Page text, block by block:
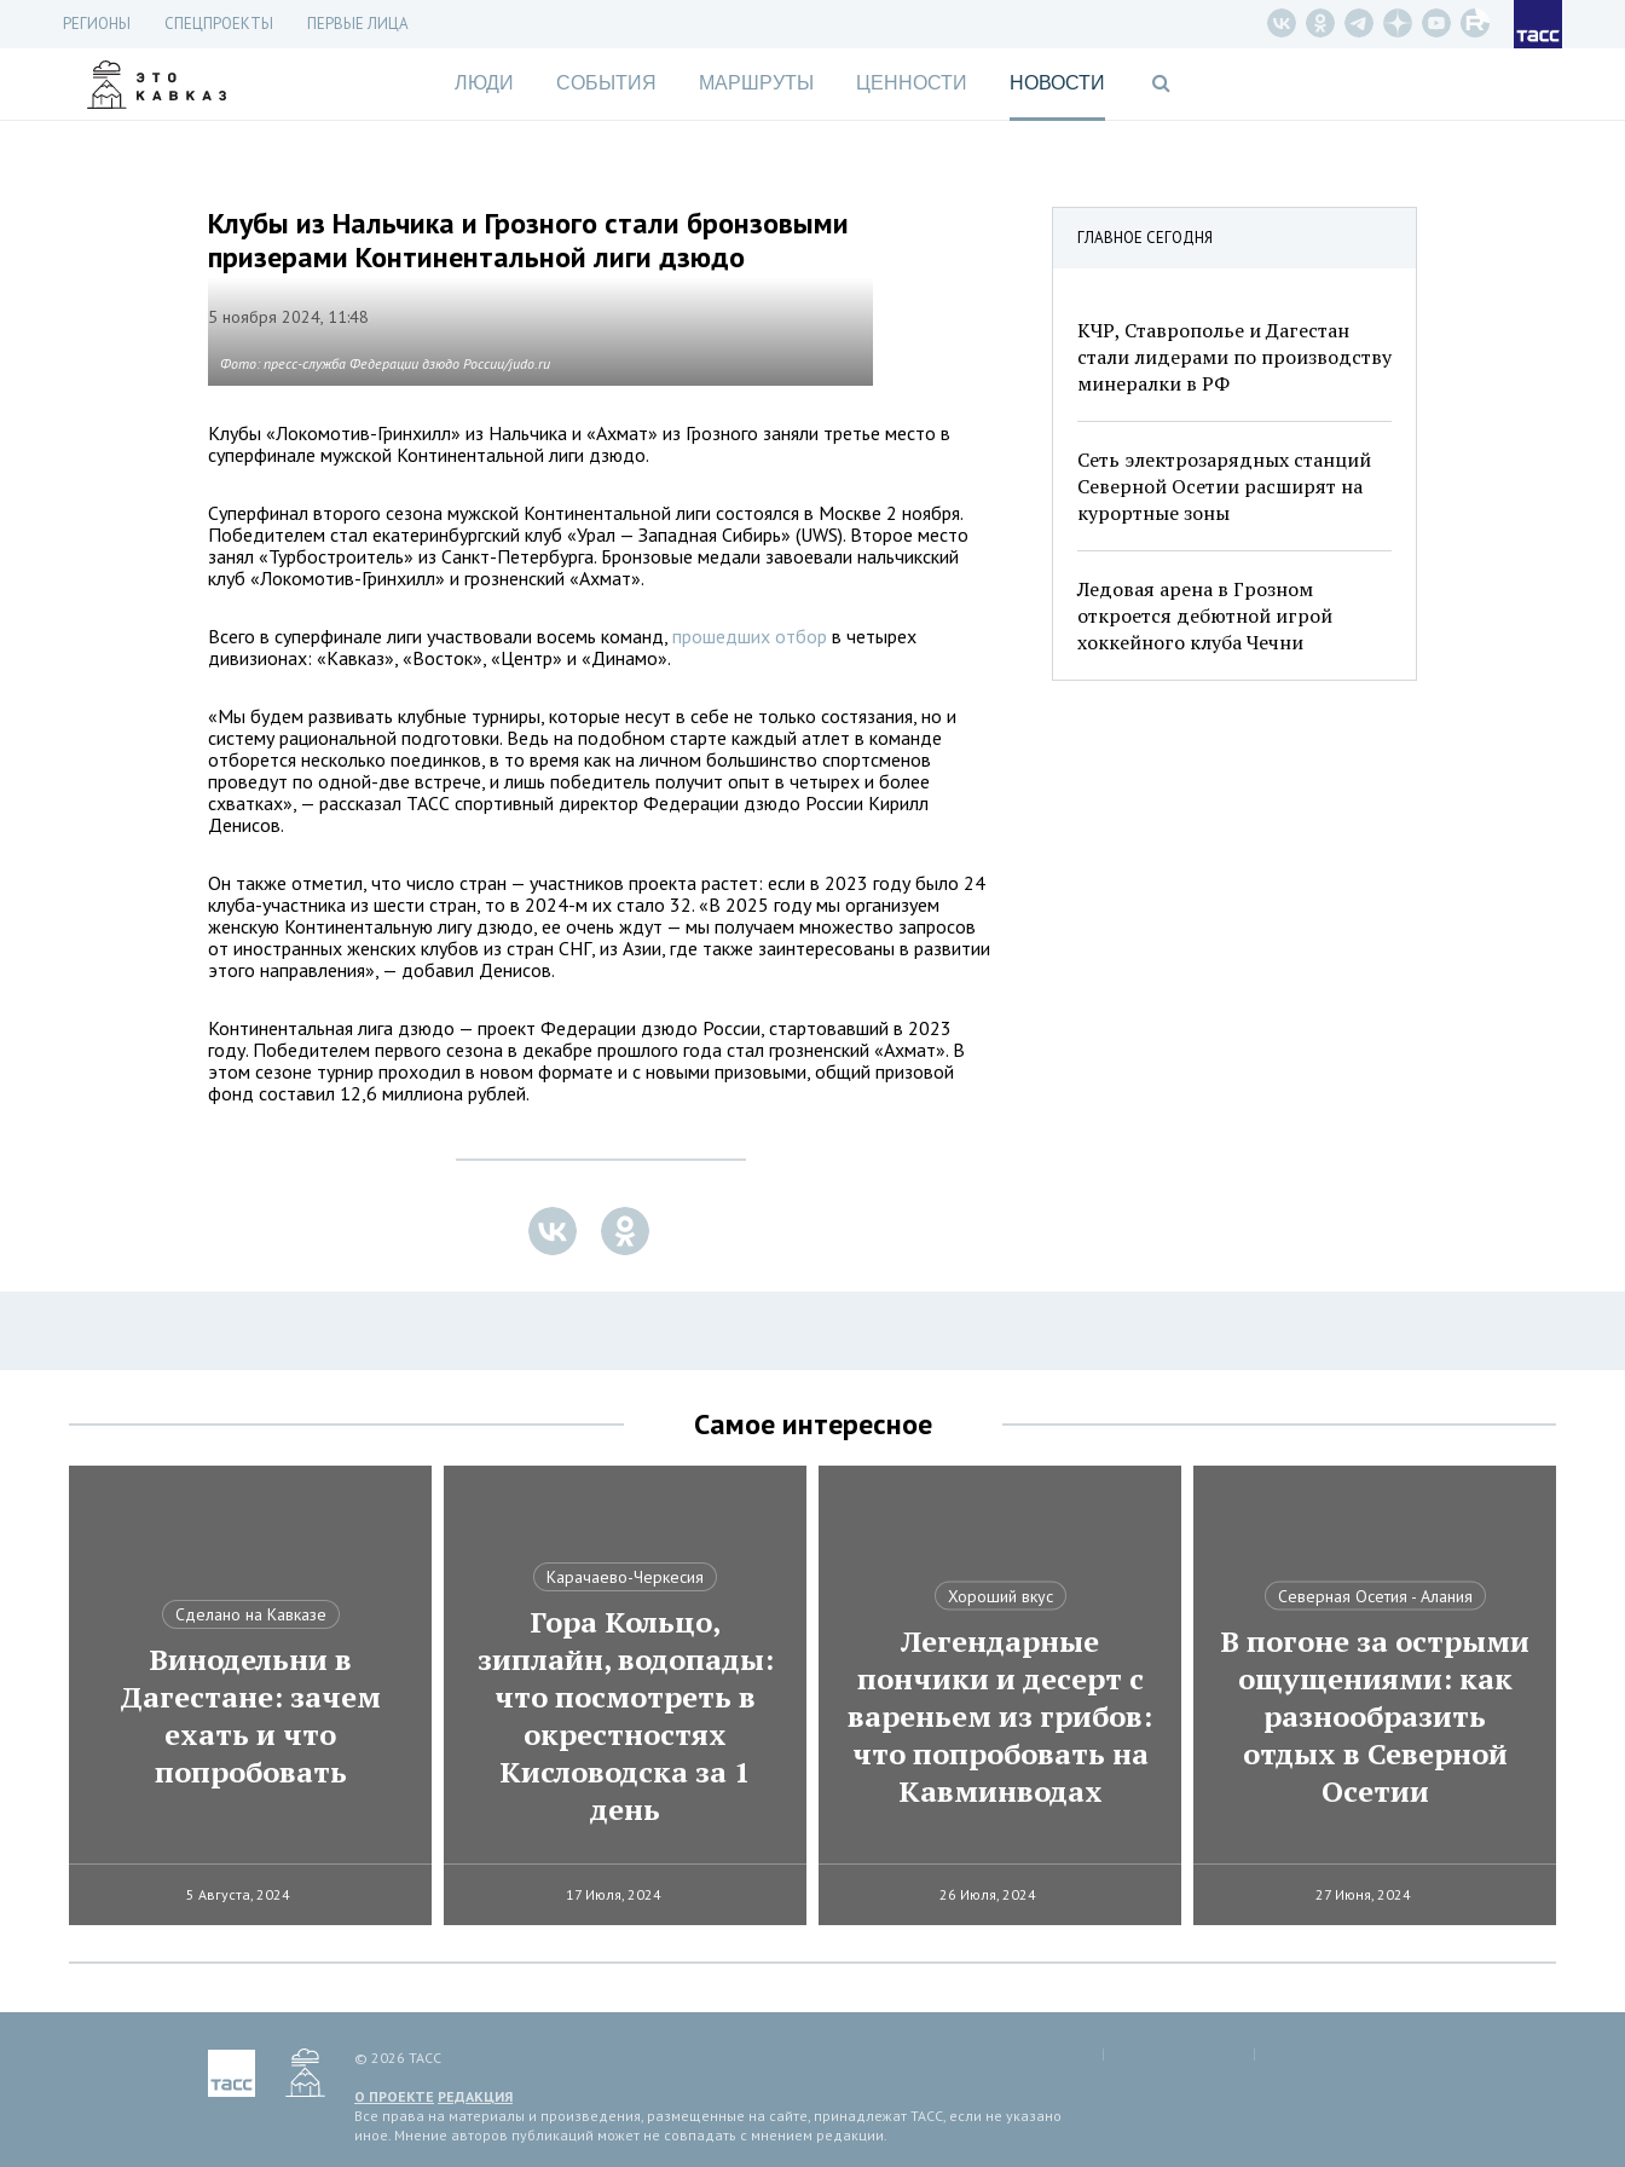
РЕГИОНЫ СПЕЦПРОЕКТЫ ПЕРВЫЕ ЛИЦА
ЛЮДИ СОБЫТИЯ МАРШРУТЫ ЦЕННОСТИ НОВОСТИ
ГЛАВНОЕ СЕГОДНЯ
КЧР, Ставрополье и Дагестан
стали лидерами по производству
минералки в РФ
Сеть электрозарядных станций
Северной Осетии расширят на
курортные зоны
Ледовая арена в Грозном
откроется дебютной игрой
хоккейного клуба Чечни
Клубы из Нальчика и Грозного стали бронзовыми
призерами Континентальной лиги дзюдо
5 ноября 2024, 11:48
Фото: пресс-служба Федерации дзюдо России/judo.ru
Клубы «Локомотив-Гринхилл» из Нальчика и «Ахмат» из Грозного заняли третье место в
суперфинале мужской Континентальной лиги дзюдо.
Суперфинал второго сезона мужской Континентальной лиги состоялся в Москве 2 ноября.
Победителем стал екатеринбургский клуб «Урал — Западная Сибирь» (UWS). Второе место
занял «Турбостроитель» из Санкт-Петербурга. Бронзовые медали завоевали нальчикский
клуб «Локомотив-Гринхилл» и грозненский «Ахмат».
Всего в суперфинале лиги участвовали восемь команд, прошедших отбор в четырех
дивизионах: «Кавказ», «Восток», «Центр» и «Динамо».
«Мы будем развивать клубные турниры, которые несут в себе не только состязания, но и
систему рациональной подготовки. Ведь на подобном старте каждый атлет в команде
отборется несколько поединков, в то время как на личном большинство спортсменов
проведут по одной-две встрече, и лишь победитель получит опыт в четырех и более
схватках», — рассказал ТАСС спортивный директор Федерации дзюдо России Кирилл
Денисов.
Он также отметил, что число стран — участников проекта растет: если в 2023 году было 24
клуба-участника из шести стран, то в 2024-м их стало 32. «В 2025 году мы организуем
женскую Континентальную лигу дзюдо, ее очень ждут — мы получаем множество запросов
от иностранных женских клубов из стран СНГ, из Азии, где также заинтересованы в развитии
этого направления», — добавил Денисов.
Континентальная лига дзюдо — проект Федерации дзюдо России, стартовавший в 2023
году. Победителем первого сезона в декабре прошлого года стал грозненский «Ахмат». В
этом сезоне турнир проходил в новом формате и с новыми призовыми, общий призовой
фонд составил 12,6 миллиона рублей.
Самое интересное
Сделано на Кавказе
Винодельни в
Дагестане: зачем
ехать и что
попробовать
5 Августа, 2024
Карачаево-Черкесия
Гора Кольцо,
зиплайн, водопады:
что посмотреть в
окрестностях
Кисловодска за 1
день
17 Июля, 2024
Хороший вкус
Легендарные
пончики и десерт с
вареньем из грибов:
что попробовать на
Кавминводах
26 Июля, 2024
Северная Осетия - Алания
В погоне за острыми
ощущениями: как
разнообразить
отдых в Северной
Осетии
27 Июня, 2024
© 2026 ТАСС
О ПРОЕКТЕ РЕДАКЦИЯ
Все права на материалы и произведения, размещенные на сайте, принадлежат ТАСС, если не указано
иное. Мнение авторов публикаций может не совпадать с мнением редакции.